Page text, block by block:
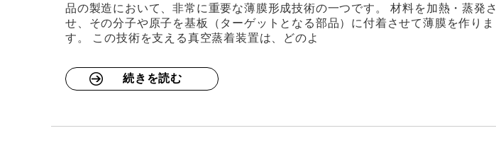
品の製造において、非常に重要な薄膜形成技術の一つです。 材料を加熱・蒸発さ
せ、その分子や原子を基板（ターゲットとなる部品）に付着させて薄膜を作りま
す。 この技術を支える真空蒸着装置は、どのよ
続きを読む